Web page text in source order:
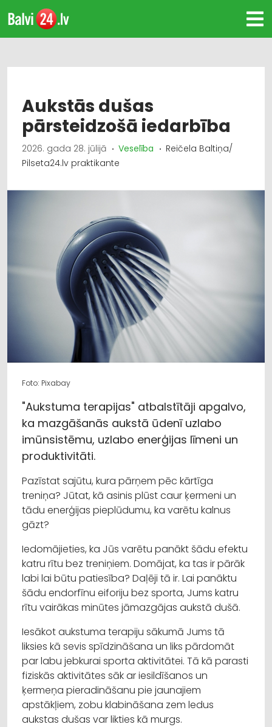
Aukstās dušas
pārsteidzošā iedarbība
2026. gada 28. jūlijā Veselība
Reičela Baltiņa/
Pilseta24.lv praktikante
Foto: Pixabay
"Aukstuma terapijas" atbalstītāji apgalvo,
ka mazgāšanās aukstā ūdenī uzlabo
imūnsistēmu, uzlabo enerģijas līmeni un
produktivitāti.
Pazīstat sajūtu, kura pārņem pēc kārtīga
treniņa? Jūtat, kā asinis plūst caur ķermeni un
tādu enerģijas pieplūdumu, ka varētu kalnus
gāzt?
Iedomājieties, ka Jūs varētu panākt šādu efektu
katru rītu bez treniņiem. Domājat, ka tas ir pārāk
labi lai būtu patiesība? Daļēji tā ir. Lai panāktu
šādu endorfīnu eiforiju bez sporta, Jums katru
rītu vairākas minūtes jāmazgājas aukstā dušā.
Iesākot aukstuma terapiju sākumā Jums tā
liksies kā sevis spīdzināšana un liks pārdomāt
par labu jebkurai sporta aktivitātei. Tā kā parasti
fiziskās aktivitātes sāk ar iesildīšanos un
ķermeņa pieradināšanu pie jaunajiem
apstākļiem, zobu klabināšana zem ledus
aukstas dušas var likties kā murgs.